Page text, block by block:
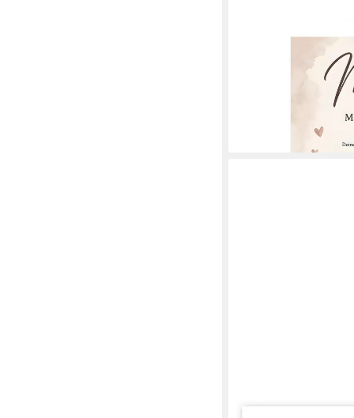
Spruch Familie
13,00 €
POSTERLOUNGE